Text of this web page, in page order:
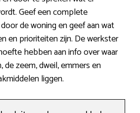
Geef een complete
de woning en geef aan wat
en prioriteiten zijn. De werkster
hebben aan info over waar
zeem, dweil, emmers en
liggen.